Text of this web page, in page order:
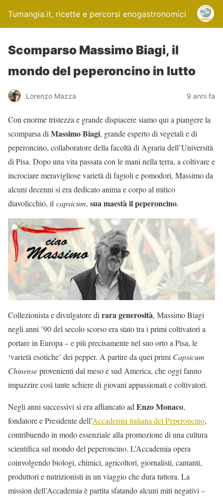
Tumangia.it, ricette e percorsi enogastronomici
Scomparso Massimo Biagi, il
mondo del peperoncino in lutto
Lorenzo Mazza 9 anni fa
Con enorme tristezza e grande dispiacere siamo qui a piangere la
scomparsa di Massimo Biagi, grande esperto di vegetali e di
peperoncino, collaboratore della facoltà di Agraria dell’Università
di Pisa. Dopo una vita passata con le mani nella terra, a coltivare e
incrociare meravigliose varietà di fagioli e pomodori, Massimo da
alcuni decenni si era dedicato anima e corpo al mitico
diavolicchio, il capsicum, sua maestà il peperoncino.
Collezionista e divulgatore di rara generosità, Massimo Biagi
negli anni ’90 del secolo scorso era stato tra i primi coltivatori a
portare in Europa – e più precisamente nel suo orto a Pisa, le
‘varietà esotiche’ dei pepper. A partire da quei primi Capsicum
Chinenseprovenienti dal meso e sud America, che oggi fanno
impazzire così tante schiere di giovani appassionati e coltivatori.
Negli anni successivi si era affiancato ad Enzo Monaco,
fondatore e Presidente dell’Accademia italiana del Peperoncino,
contribuendo in modo essenziale alla promozione di una cultura
scientifica sul mondo del peperoncino. L’Accademia opera
coinvolgendo biologi, chimici, agricoltori, giornalisti, cantanti,
produttori e nutrizionisti in un viaggio che dura tuttora. La
mission dell’Accademia è partita sfatando alcuni miti negativi –